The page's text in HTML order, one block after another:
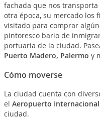
fachada que nos
otra época, su mercado los
visitado para comprar
pintoresco bario de
portuaria de la ciudad.
Puerto Madero, Palermo y
Cómo moverse
La ciudad cuenta con
el Aeropuerto
ciudad.